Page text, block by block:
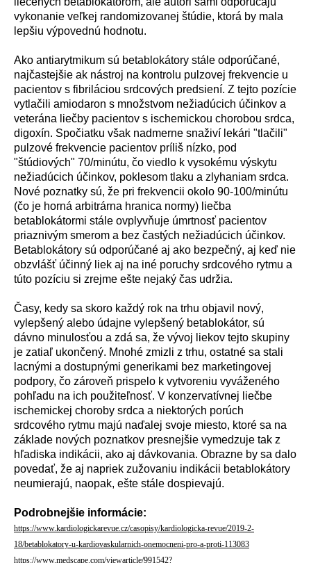
vykonanie veľkej randomizovanej štúdie, ktorá by mala
lepšiu výpovednú hodnotu.
Ako antiarytmikum sú betablokátory stá le odporúčané,
najčastejšie ak nástroj na kontrolu pulzovej frekvencie u
pacientov s fibril áciou srdcových predsiení. Z tejto pozície
vytlačili amiodaron s množstvom nežiadúcich účinkov a
veterána liečby pacientov s ischemickou chorobou srdca,
digoxín. Spočiatku však nadmerne snaživí lekári "tlačili"
pulzové frekvencie pacientov prí liš nízko, pod
"štúdiových" 70/minútu, čo viedlo k vysokému výskytu
nežiadúcich účinkov, poklesom tlaku a zlyhaniam srdca.
Nové poznatky sú, že pri frekvencii okolo 90-100/minútu
(čo je horná arbitrárna hranica normy) liečba
betablokátormi stá le ovplyvňuje úmrtnosť pacientov
priaznivým smerom a bez častých nežiadúcich účinkov.
Betablokátory sú odporúčané aj ako bezpečný, aj keď nie
obzvl ášť účinný liek aj na iné poruchy srdcového rytmu a
túto pozíciu si zrejme ešte nejaký čas udržia.
Časy, kedy sa skoro každý rok na trhu objavil nový,
vylepšený alebo údajne vylepšený betablokátor, sú
dávno minulosťou a zdá sa, že vývoj liekov tejto skupiny
je zatiaľ ukončený. Mnohé zmizli z trhu, ostatné sa stali
lacnými a dostupnými generikami bez marketingovej
podpory, čo zároveň prispelo k vytvoreniu vyváženého
pohľadu na ich použiteľnosť. V konzervatívnej liečbe
ischemickej choroby srdca a niektorých porúch
srdcového rytmu majú naďalej svoje miesto, ktoré sa na
základe nových poznatkov presnejšie vymedzuje tak z
hľadiska indikácii, ako aj dávkovania. Obrazne by sa dalo
povedať, že aj napriek zužovaniu indikácii betablokátory
neumierajú, naopak, ešte stá le dospievajú.
Podrobnejšie informácie:
https://www.kardiologickarevue.cz/casopisy/kardiologicka-revue/2019-2-
18/betablokatory-u-kardiovaskularnich-onemocneni-pro-a-proti-113083
https://www.medscape.com/viewarticle/991542?